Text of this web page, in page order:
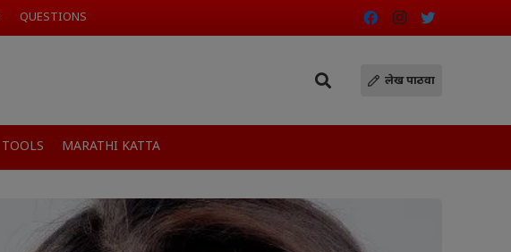
QUESTIONS
लेख पाठवा
TOOLS MARATHI KATTA